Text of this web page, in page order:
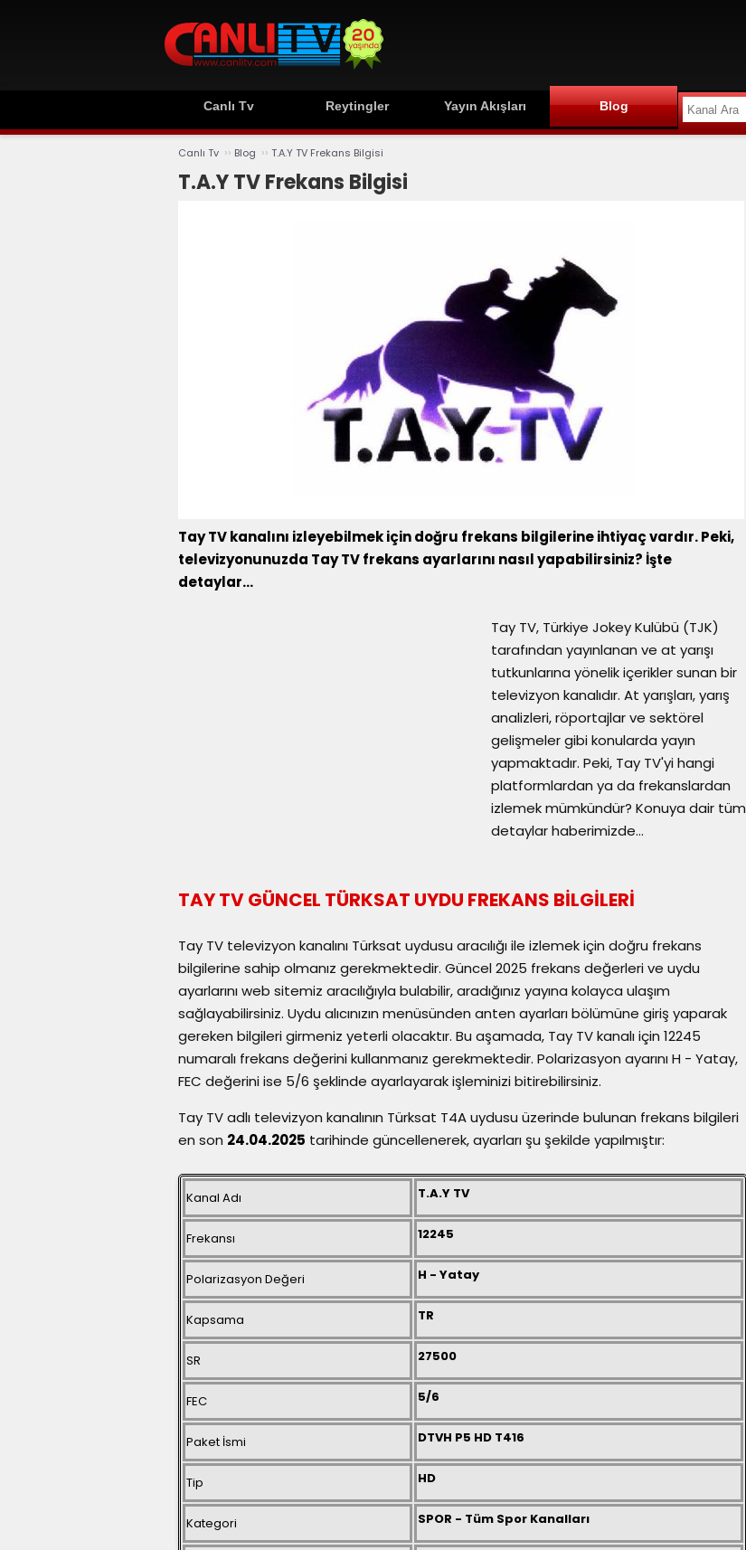
Canlı Tv Reytingler Yayın Akışları Blog
Canlı Tv ›› Blog ›› T.A.Y TV Frekans Bilgisi
T.A.Y TV Frekans Bilgisi
Tay TV kanalını izleyebilmek için doğru frekans bilgilerine ihtiyaç vardır. Peki,
televizyonunuzda Tay TV frekans ayarlarını nasıl yapabilirsiniz? İşte
detaylar...
Tay TV, Türkiye Jokey Kulübü (TJK)
tarafından yayınlanan ve at yarışı
tutkunlarına yönelik içerikler sunan bir
televizyon kanalıdır. At yarışları, yarış
analizleri, röportajlar ve sektörel
gelişmeler gibi konularda yayın
yapmaktadır. Peki, Tay TV'yi hangi
platformlardan ya da frekanslardan
izlemek mümkündür? Konuya dair tüm
detaylar haberimizde...
TAY TV GÜNCEL TÜRKSAT UYDU FREKANS BİLGİLERİ
Tay TV televizyon kanalını Türksat uydusu aracılığı ile izlemek için doğru frekans
bilgilerine sahip olmanız gerekmektedir. Güncel 2025 frekans değerleri ve uydu
ayarlarını web sitemiz aracılığıyla bulabilir, aradığınız yayına kolayca ulaşım
sağlayabilirsiniz. Uydu alıcınızın menüsünden anten ayarları bölümüne giriş yaparak
gereken bilgileri girmeniz yeterli olacaktır. Bu aşamada, Tay TV kanalı için 12245
numaralı frekans değerini kullanmanız gerekmektedir. Polarizasyon ayarını H - Yatay,
FEC değerini ise 5/6 şeklinde ayarlayarak işleminizi bitirebilirsiniz.
Tay TV adlı televizyon kanalının Türksat T4A uydusu üzerinde bulunan frekans bilgileri
en son 24.04.2025 tarihinde güncellenerek, ayarları şu şekilde yapılmıştır:
Kanal Adı T.A.Y TV
Frekansı 12245
Polarizasyon Değeri H - Yatay
Kapsama TR
SR 27500
FEC 5/6
Paket İsmi DTVH P5 HD T416
Tip HD
Kategori SPOR - Tüm Spor Kanalları